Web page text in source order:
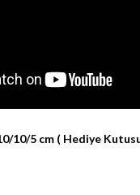
10/5 cm ( Hediye